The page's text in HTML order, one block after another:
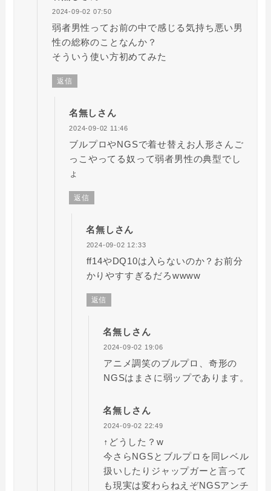
2024-09-02 07:50
弱者男性ってお前の中で感じる気持ち悪い男
性の総称のことなんか？
そういう使い方初めてみた
返信
名無しさん
2024-09-02 11:46
ブルプロやNGSで着せ替えお人形さんご
っこやってる奴って弱者男性の典型でし
ょ
返信
名無しさん
2024-09-02 12:33
ff14やDQ10は入らないのか？お前分
かりやすすぎるだろwwww
返信
名無しさん
2024-09-02 19:06
アニメ調笑のブルプロ、奇形の
NGSはまさに弱ップであります。
名無しさん
2024-09-02 22:49
↑どうした？w
今さらNGSとブルプロを同レベル
扱いしたりジャップガーと言って
も現実は変わらねえぞNGSアンチ